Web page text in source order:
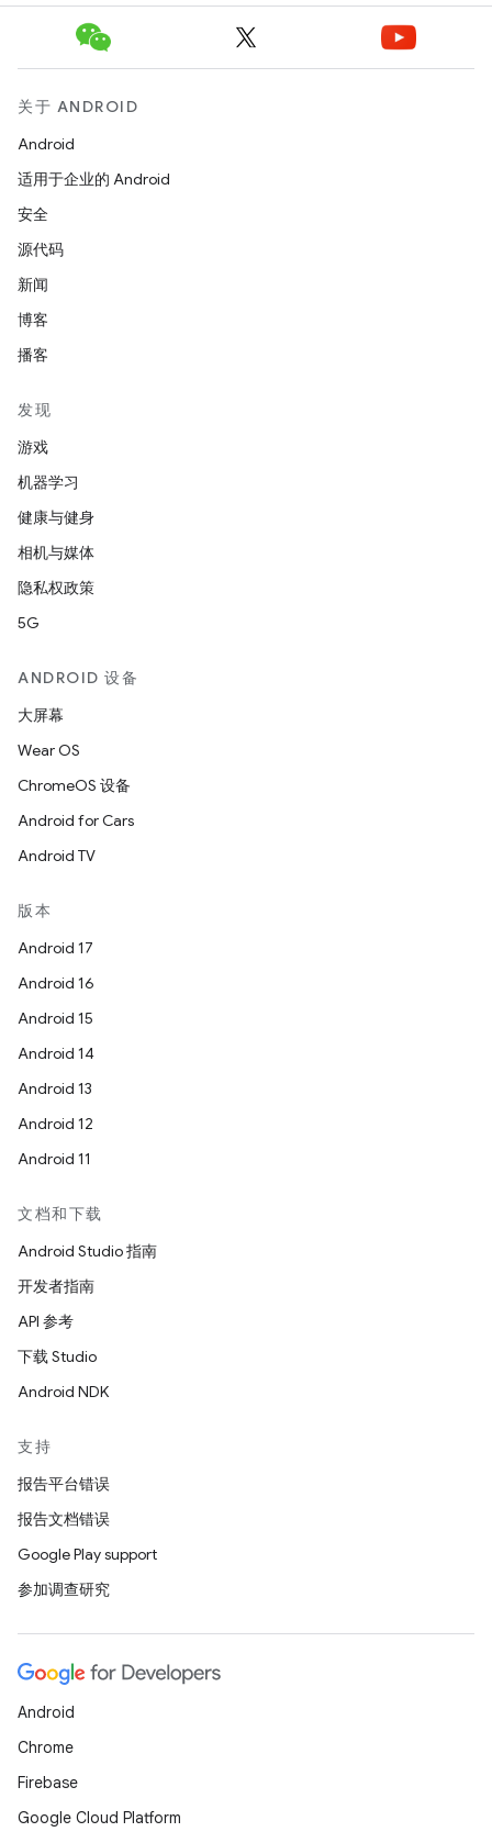
关于 ANDROID
Android
适用于企业的 Android
安全
源代码
新闻
博客
播客
发现
游戏
机器学习
健康与健身
相机与媒体
隐私权政策
5G
ANDROID 设备
大屏幕
Wear OS
ChromeOS 设备
Android for Cars
Android TV
版本
Android 17
Android 16
Android 15
Android 14
Android 13
Android 12
Android 11
文档和下载
Android Studio 指南
开发者指南
API 参考
下载 Studio
Android NDK
支持
报告平台错误
报告文档错误
Google Play support
参加调查研究
Android
Chrome
Firebase
Google Cloud Platform